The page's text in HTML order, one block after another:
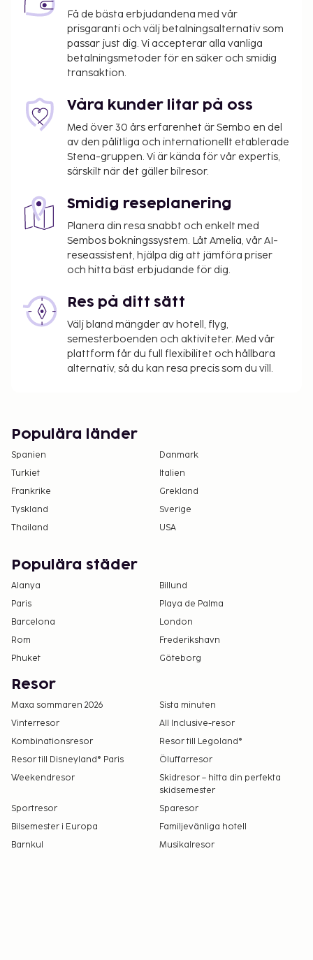
är gratis (tillgänglig dygnet runt). Här har du tillgång
till dygnet runt-öppet fitnesscenter, gratis wi-fi och
conciergetjänster. Boendet har även en tv i allmänt
utrymme och varuautomat. Ibis Styles Lisboa
avnjuta en utsökt måltid. Man kan även köpa nåt på
deras snackbar/deli. Släck törsten med din
favoritdrink i boendets bar. Frukostbuffé serveras
dagligen mot en avgift från 07.00 till 10.00.
Du kommer att ombes att betala följande avgifter
skatter:
Stadsskatt: 1.50 EUR per person per natt i upp
till 7 nätter. Skatten gäller inte barn under 13 år.
Vi har listat alla tilläggsavgifter som boendet har
upplyst oss om.
Avgift för frukostbuffé: EUR 15 för vuxna och
EUR 10 för barn
Avgift för parkering under tak: EUR 15 per natt
Avgift för extrasäng: EUR 50 per natt
skatt. Observera att dessa kan komma att ändras.
Få de bästa erbjudandena med vår
prisgaranti och välj betalningsalternativ som
passar just dig. Vi accepterar alla vanliga
betalningsmetoder för en säker och smidig
transaktion.
Våra kunder litar på oss
Med över 30 års erfarenhet är Sembo en del
av den pålitliga och internationellt etablerade
Stena-gruppen. Vi är kända för vår expertis,
särskilt när det gäller bilresor.
Smidig reseplanering
Planera din resa snabbt och enkelt med
Sembos bokningssystem. Låt Amelia, vår AI-
reseassistent, hjälpa dig att jämföra priser
och hitta bäst erbjudande för dig.
Res på ditt sätt
Välj bland mängder av hotell, flyg,
semesterboenden och aktiviteter. Med vår
plattform får du full flexibilitet och hållbara
alternativ, så du kan resa precis som du vill.
Populära länder
Spanien
Danmark
Turkiet
Italien
Frankrike
Grekland
Tyskland
Sverige
Thailand
USA
Populära städer
Alanya
Billund
Paris
Playa de Palma
Barcelona
London
Rom
Frederikshavn
Phuket
Göteborg
Resor
Maxa sommaren 2026
Sista minuten
Vinterresor
All Inclusive-resor
Kombinationsresor
Resor till Legoland®
Resor till Disneyland® Paris
Öluffarresor
Weekendresor
Skidresor – hitta din perfekta
skidsemester
Sportresor
Sparesor
Bilsemester i Europa
Familjevänliga hotell
Barnkul
Musikalresor